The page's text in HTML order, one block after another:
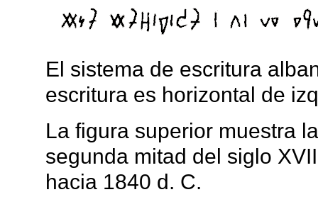
El sistema de escritura
escritura es horizontal de
La figura superior muestra
segunda mitad del siglo
hacia 1840 d. C.